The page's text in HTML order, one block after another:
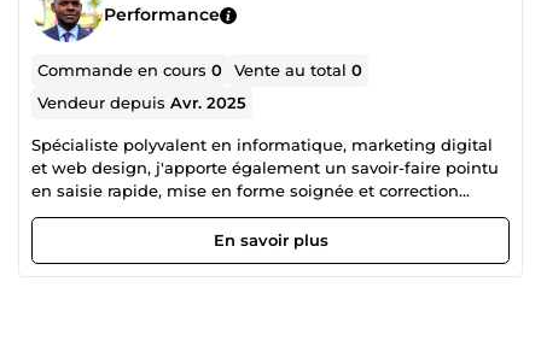
Performance
Commande en cours0 Vente au total0
Vendeur depuisAvr. 2025
Spécialiste polyvalent en informatique, marketing digital
et web design, j'apporte également un savoir-faire pointu
en saisie rapide, mise en forme soignée et correction
professionnelle de vos documents. Mon objectif : valoriser
votre image en ligne et optimiser vos supports de
communication avec des solutions modernes, efficaces et
En savoir plus